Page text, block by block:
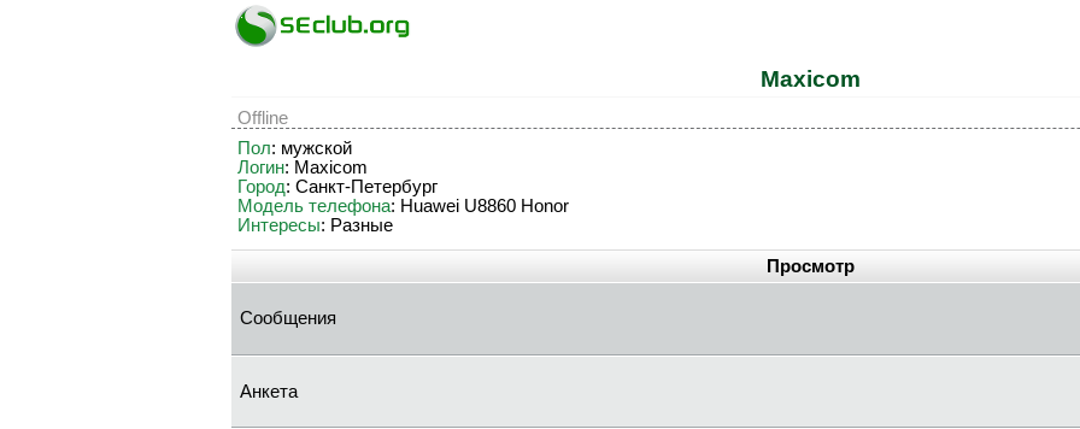
Maxicom
Offline
Пол: мужской
Логин: Maxicom
Город: Санкт-Петербург
Модель телефона: Huawei U8860 Honor
Интересы: Разные
Просмотр
Сообщения
Анкета